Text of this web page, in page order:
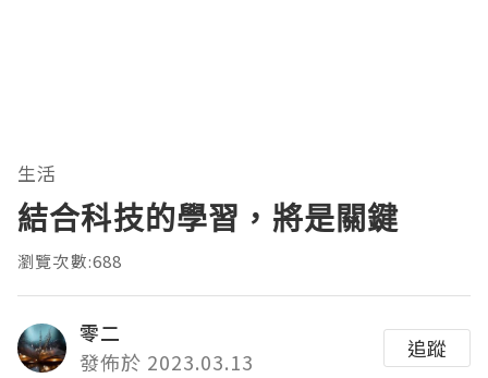
生活
結合科技的學習，將是關鍵
瀏覽次數:688
零二
發佈於 2023.03.13
追蹤